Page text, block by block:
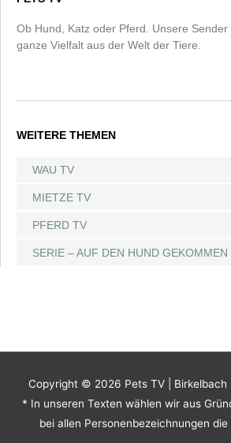
Ob Hund, Katz oder Pferd. Unsere
ganze Vielfalt aus der Welt der Tiere.
WEITERE THEMEN
WAU TV
MIETZE TV
PFERD TV
SERIE – AUF DEN HUND GEKOMMEN
Copyright © 2026 Pets TV |
* In unseren Texten wählen wir aus
bei allen Personenbezeichnungen